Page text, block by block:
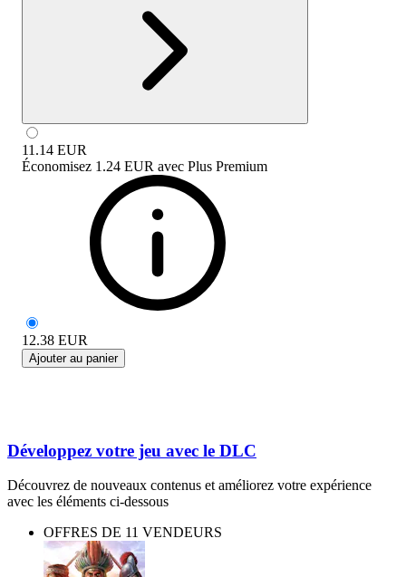
11.14 EUR
Économisez 1.24 EUR avec Plus Premium
12.38 EUR
Ajouter au panier
Développez votre jeu avec le DLC
Découvrez de nouveaux contenus et améliorez votre expérience
avec les éléments ci-dessous
OFFRES DE 11 VENDEURS